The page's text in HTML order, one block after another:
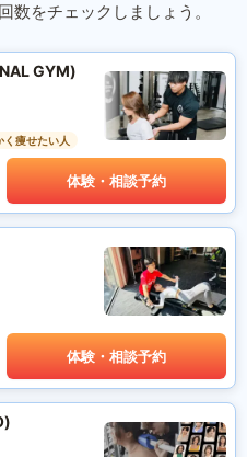
数をチェックしましょう。
GYM)
く痩せたい人
体験・相談予約
体験・相談予約